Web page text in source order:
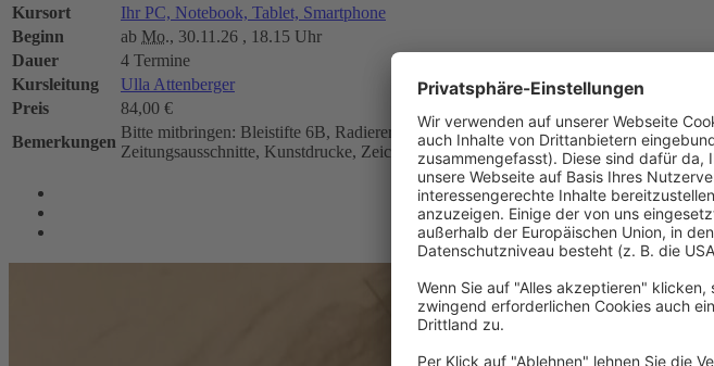
Kursort
Ihr PC, Notebook, Tablet, Smartphone
Beginn
ab Mo., 30.11.26 , 18.15 Uhr
Dauer
4 Termine
Kursleitung
Ulla Attenberger
Preis
84,00 €
Bemerkungen
Bitte mitbringen: Bleistifte 6B, Radierer, Spitzer, Buntstifte, Skizzenbuch oder-
Zeitungsausschnitte, Kunstdrucke, Zeichenlehrbuch o.ä.